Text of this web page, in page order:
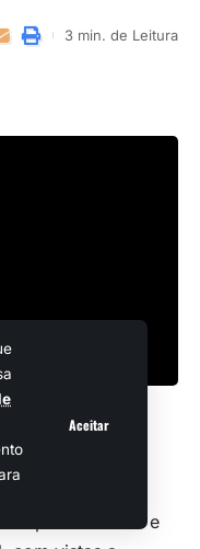
Aceitar
3 min. de Leitura
saber que a
e a publisher
um press release e